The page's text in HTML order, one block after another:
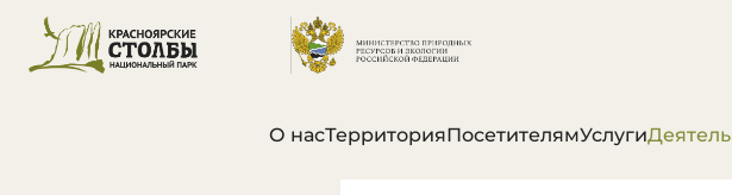
О насТерриторияПосетителямУслуги